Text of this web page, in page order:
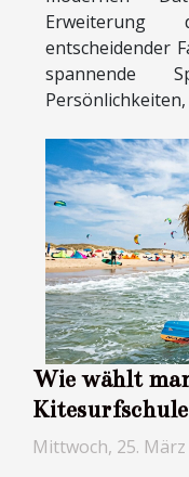
Erweiterung
entscheidender
spannende
Wie wählt
Mittwoch, 25. März